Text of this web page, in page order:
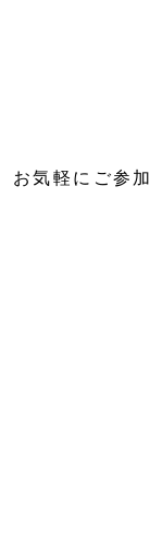
お気軽にご参加